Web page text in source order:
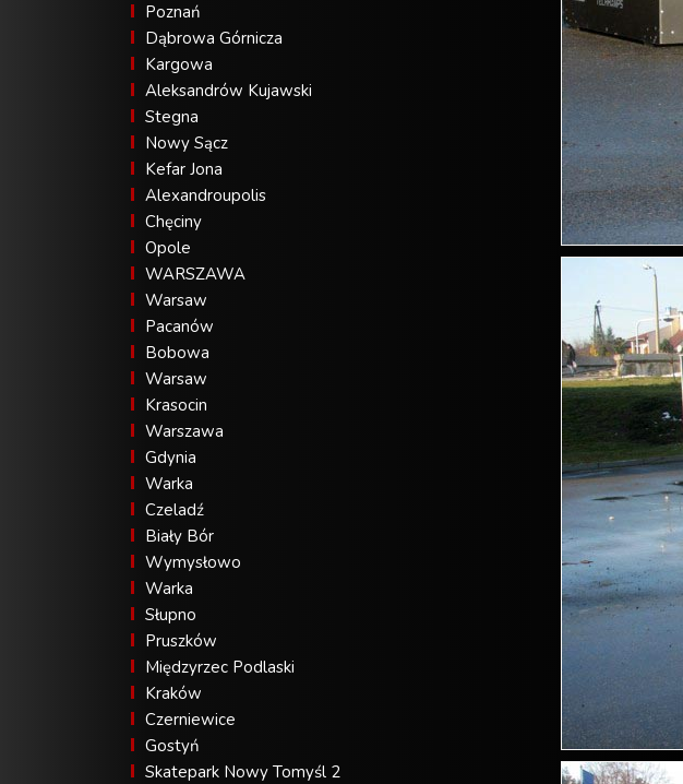
Poznań
Dąbrowa Górnicza
Kargowa
Aleksandrów Kujawski
Stegna
Nowy Sącz
Kefar Jona
Alexandroupolis
Chęciny
Opole
WARSZAWA
Warsaw
Pacanów
Bobowa
Warsaw
Krasocin
Warszawa
Gdynia
Warka
Czeladź
Biały Bór
Wymysłowo
Warka
Słupno
Pruszków
Międzyrzec Podlaski
Kraków
Czerniewice
Gostyń
Skatepark Nowy Tomyśl 2